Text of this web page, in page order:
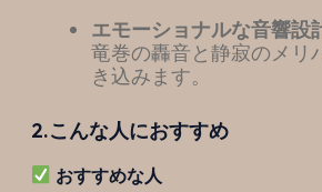
エモーショナルな音響設
竜巻の轟音と静寂のメリ
き込みます。
2.こんな人におすすめ
おすすめな人